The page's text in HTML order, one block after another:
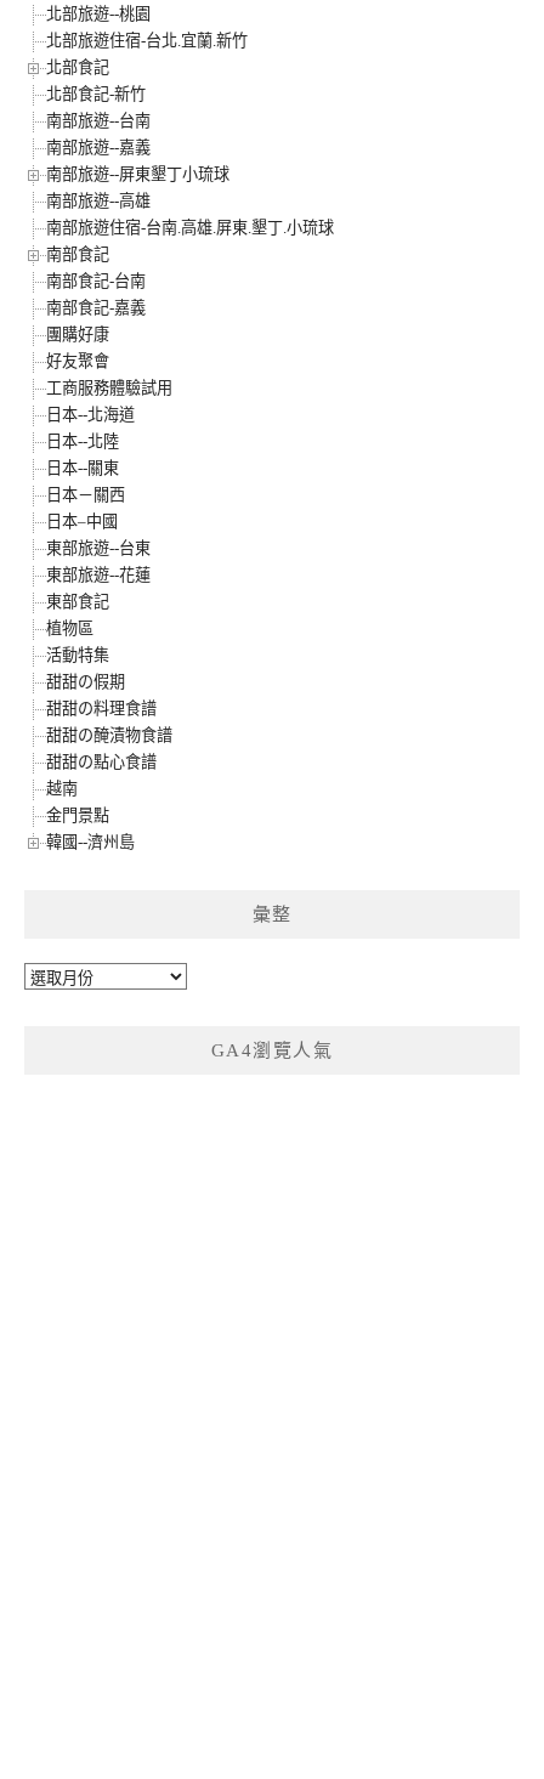
北部旅遊--桃園
北部旅遊住宿-台北.宜蘭.新竹
北部食記
北部食記-新竹
南部旅遊--台南
南部旅遊--嘉義
南部旅遊--屏東墾丁小琉球
南部旅遊--高雄
南部旅遊住宿-台南.高雄.屏東.墾丁.小琉球
南部食記
南部食記-台南
南部食記-嘉義
團購好康
好友聚會
工商服務體驗試用
日本--北海道
日本--北陸
日本--關東
日本－關西
日本–中國
東部旅遊--台東
東部旅遊--花蓮
東部食記
植物區
活動特集
甜甜の假期
甜甜の料理食譜
甜甜の醃漬物食譜
甜甜の點心食譜
越南
金門景點
韓國--濟州島
彙整
彙
GA4瀏覽人氣